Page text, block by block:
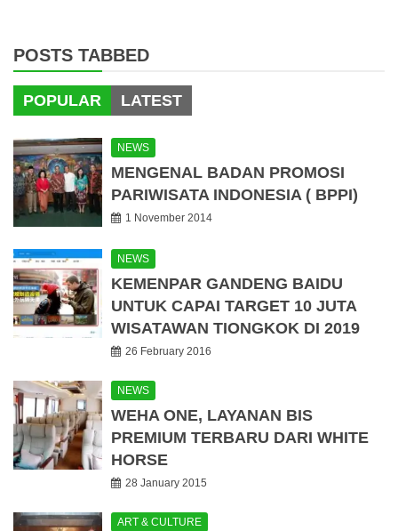
POSTS TABBED
POPULAR LATEST
NEWS
MENGENAL BADAN PROMOSI
PARIWISATA INDONESIA ( BPPI)
1 November 2014
NEWS
KEMENPAR GANDENG BAIDU
UNTUK CAPAI TARGET 10 JUTA
WISATAWAN TIONGKOK DI 2019
26 February 2016
NEWS
WEHA ONE, LAYANAN BIS
PREMIUM TERBARU DARI WHITE
HORSE
28 January 2015
ART & CULTURE